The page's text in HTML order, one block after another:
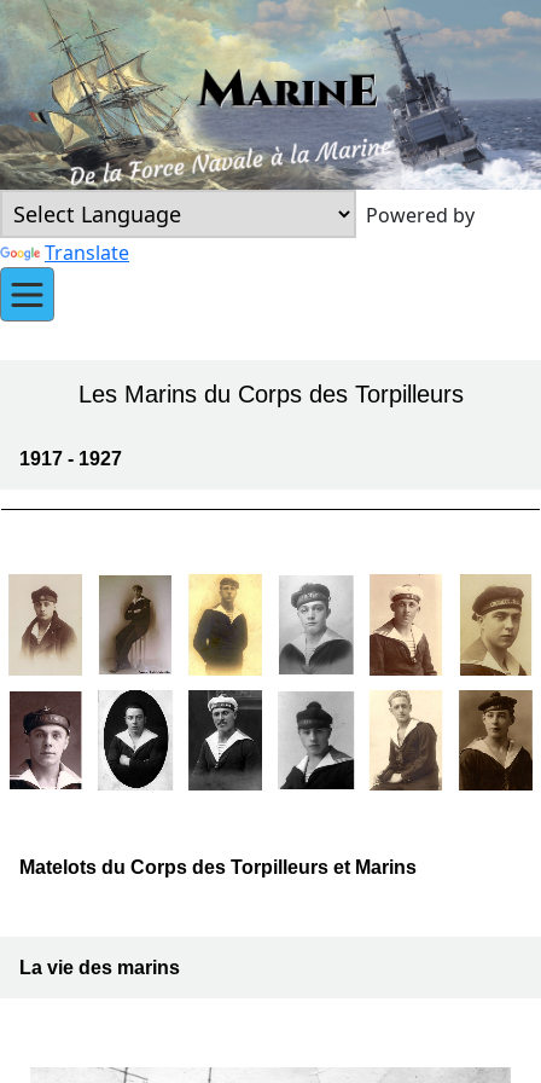
Powered by
Translate
Les Marins du Corps des Torpilleurs
1917 - 1927
Matelots du Corps des Torpilleurs et Marins
La vie des marins